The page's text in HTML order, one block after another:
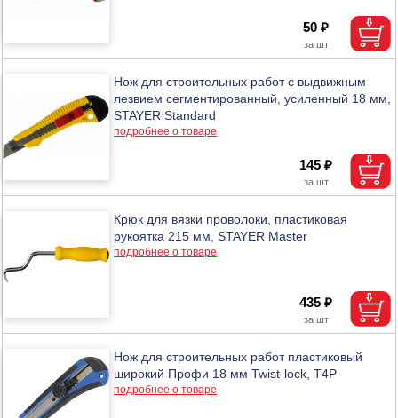
50 ₽
Нож для строительных работ с выдвижным
лезвием сегментированный, усиленный 18 мм,
STAYER Standard
подробнее о товаре
145 ₽
Крюк для вязки проволоки, пластиковая
рукоятка 215 мм, STAYER Master
подробнее о товаре
435 ₽
Нож для строительных работ пластиковый
широкий Профи 18 мм Twist-lock, T4P
подробнее о товаре